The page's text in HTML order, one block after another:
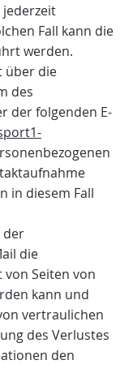
Fall kann die
werden.
über die
des
der folgenden E-
in diesem Fall
der
die
Seiten von
kann und
vertraulichen
des Verlustes
den